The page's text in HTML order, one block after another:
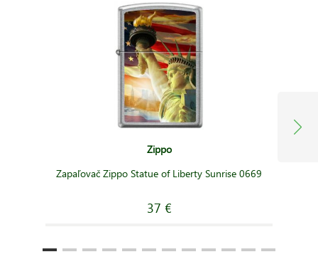
Zippo
Zapaľovač Zippo Statue of Liberty Sunrise 0669
37 €